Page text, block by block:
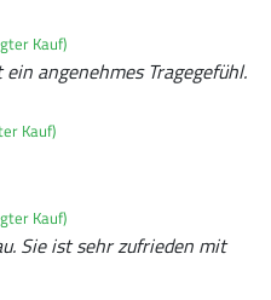
Kauf)
angenehmes Tragegefühl.
Kauf)
Kauf)
Sie ist sehr zufrieden mit